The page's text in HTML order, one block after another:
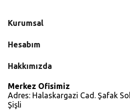
Kurumsal
Hesabım
Hakkımızda
Merkez Ofisimiz
Adres: Halaskargazi Cad. Şafak
Şişli